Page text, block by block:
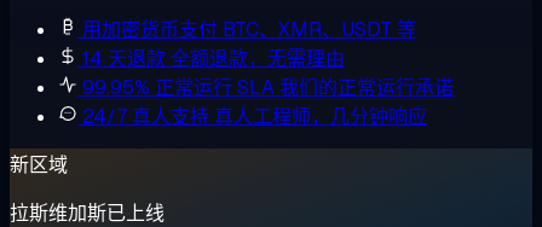
用加密货币支付 BTC、XMR、USDT 等
14 天退款全额退款，无需理由
99.95% 正常运行 SLA我们的正常运行承诺
24/7 真人支持 真人工程师，几分钟响应
新区域
拉斯维加斯已上线